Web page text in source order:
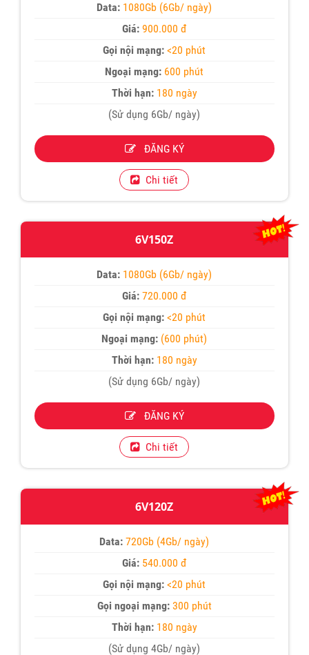
Data: 1080Gb (6Gb/ ngày)
Giá:900.000 đ
Gọi nội mạng:<20 phút
Ngoại mạng: 600 phút
Thời hạn:180 ngày
(Sử dụng 6Gb/ ngày)
ĐĂNG KÝ
Chi tiết
6V150Z
Data: 1080Gb (6Gb/ ngày)
Giá:720.000 đ
Gọi nội mạng:<20 phút
Ngoại mạng: (600 phút)
Thời hạn:180 ngày
(Sử dụng 6Gb/ ngày)
ĐĂNG KÝ
Chi tiết
6V120Z
Data: 720Gb (4Gb/ ngày)
Giá: 540.000 đ
Gọi nội mạng:<20 phút
Gọi ngoại mạng:300 phút
Thời hạn:180 ngày
(Sử dụng 4Gb/ ngày)